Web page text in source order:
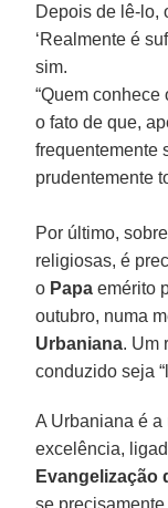
Depois de lê-lo,
‘Realmente é
sim.
“Quem
o fato de que,
frequentemente
prudentemente
Por último,
religiosas, é
o Papa emérito
outubro, numa
Urbaniana. Um
conduzido seja
A Urbaniana é
excelência,
Evangelização
se